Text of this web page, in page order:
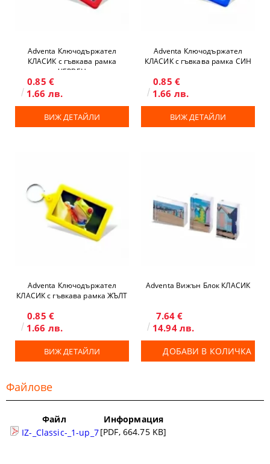
Adventa Ключодържател
КЛАСИК с гъвкава рамка
ЧЕРВЕН
0.85 €
1.66 лв.
ВИЖ ДЕТАЙЛИ
Adventa Ключодържател
КЛАСИК с гъвкава рамка СИН
0.85 €
1.66 лв.
ВИЖ ДЕТАЙЛИ
Adventa Ключодържател
КЛАСИК с гъвкава рамка ЖЪЛТ
0.85 €
1.66 лв.
ВИЖ ДЕТАЙЛИ
Adventa Вижън Блок КЛАСИК
7.64 €
14.94 лв.
ДОБАВИ В КОЛИЧКА
Файлове
Файл
Информация
IZ-_Classic-_1-up_7[PDF, 664.75 KB]